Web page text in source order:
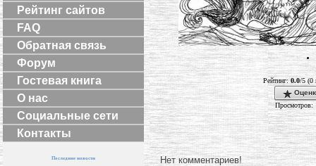
Рейтинг сайтов
FAQ
Обратная связь
Форум
Гостевая книга
О нас
Социальные сети
Контакты
Последние новости
Рейтинг: 0.0/5 (0
Просмотров:
Нет комментариев!